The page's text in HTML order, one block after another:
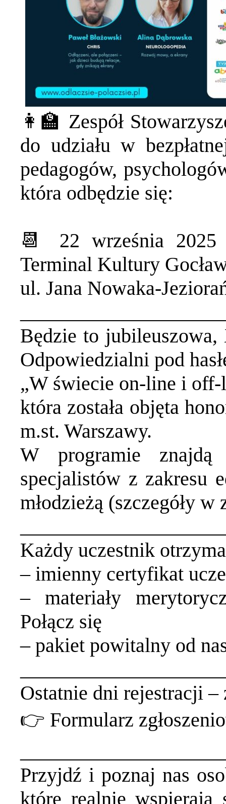
👩‍🏫 Zespół
do udziału w
pedagogów,
która odbędzie się:
📆 22 września 2025
Terminal Kultury
ul. Jana Nowaka-
Będzie to
Odpowiedzialni pod
„W świecie on-line i off-
która została objęta
m.st. Warszawy.
W programie znajdą
specjalistów z zakresu
młodzieżą (szczegóły
Każdy uczestnik
– imienny certyfikat
– materiały
Połącz się
– pakiet powitalny od
Ostatnie dni rejestracji
👉 Formularz
Przyjdź i poznaj nas
które realnie